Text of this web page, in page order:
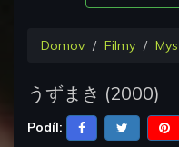
Domov Filmy
うずまき (2000)
Podíl: